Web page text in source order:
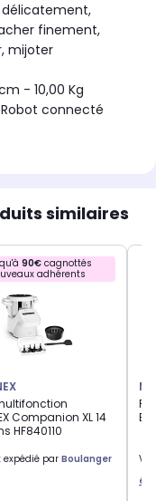
délicatement,
finement,
mijoter
- 10,00 Kg
connecté
similaires
90€cagnottés
adhérents
Companion XL 14
HF840110
expédié par Boulanger